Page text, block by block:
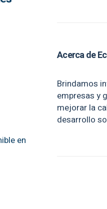
en
Acerca de
Brindamos
empresas y
mejorar la
desarrollo